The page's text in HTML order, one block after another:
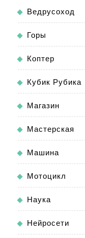
Ведрусоход
Горы
Коптер
Кубик Рубика
Магазин
Мастерская
Машина
Мотоцикл
Наука
Нейросети